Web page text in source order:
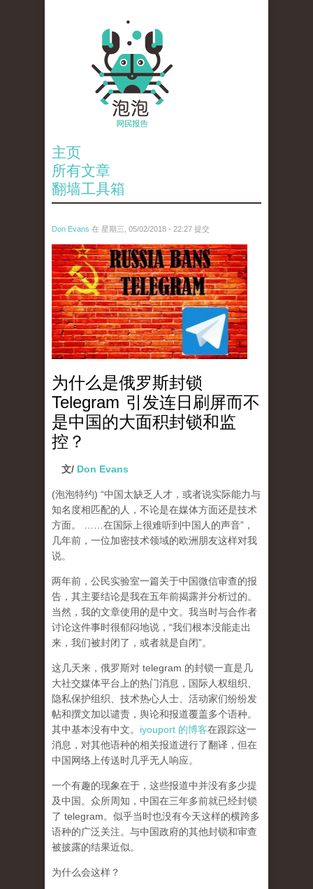
主页
所有文章
翻墙工具箱
Don Evans 在 星期三, 05/02/2018 - 22:27 提交
tou_.jpeg
为什么是俄罗斯封锁
Telegram 引发连日刷屏而不
是中国的大面积封锁和监
控？
文/ Don Evans
(泡泡特约) “中国太缺乏人才，或者说实际能力与
知名度相匹配的人，不论是在媒体方面还是技术
方面。 ……在国际上很难听到中国人的声音”，
几年前，一位加密技术领域的欧洲朋友这样对我
说。
两年前，公民实验室一篇关于中国微信审查的报
告，其主要结论是我在五年前揭露并分析过的。
当然，我的文章使用的是中文。我当时与合作者
讨论这件事时很郁闷地说，“我们根本没能走出
来，我们被封闭了，或者就是自闭”。
这几天来，俄罗斯对 telegram 的封锁一直是几
大社交媒体平台上的热门消息，国际人权组织、
隐私保护组织、技术热心人士、活动家们纷纷发
帖和撰文加以谴责，舆论和报道覆盖多个语种。
其中基本没有中文。 iyouport 的博客在跟踪这一
消息，对其他语种的相关报道进行了翻译，但在
中国网络上传送时几乎无人响应。
一个有趣的现象在于，这些报道中并没有多少提
及中国。众所周知，中国在三年多前就已经封锁
了 telegram。似乎当时也没有今天这样的横跨多
语种的广泛关注。与中国政府的其他封锁和审查
被披露的结果近似。
为什么会这样？